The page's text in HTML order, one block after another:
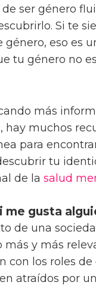
ser género
Si te
eso es
tu género no
más
muchos
para
tu
de la salud
me gusta
de una
más y más
con los roles
atraídos por